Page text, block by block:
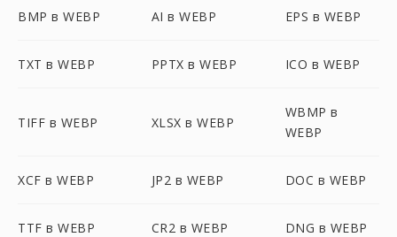
BMP в WEBP AI в WEBP EPS в WEBP
TXT в WEBP PPTX в WEBP ICO в WEBP
TIFF в WEBP XLSX в WEBP
WBMP в
WEBP
XCF в WEBP JP2 в WEBP DOC в WEBP
TTF в WEBP CR2 в WEBP DNG в WEBP